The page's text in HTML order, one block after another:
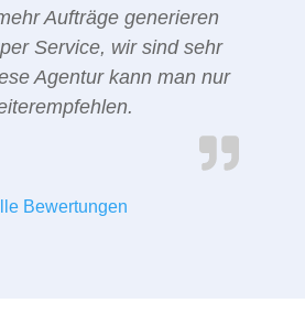
Aufträge generieren
Service, wir sind sehr
Agentur kann man nur
Bewertungen